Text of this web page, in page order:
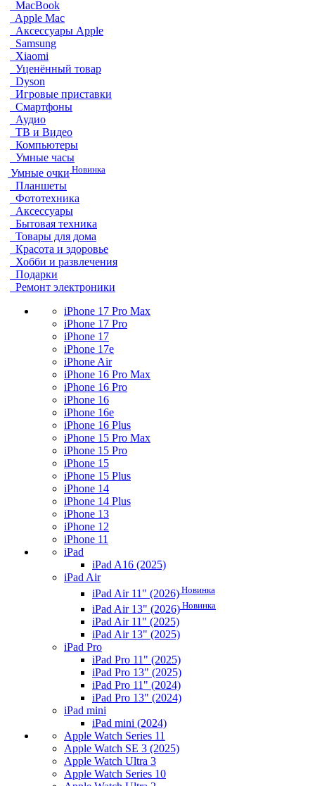
MacBook
Apple Mac
Аксессуары Apple
Samsung
Xiaomi
Уценённый товар
Dyson
Игровые приставки
Смартфоны
Аудио
ТВ и Видео
Компьютеры
Умные часы
Умные очки Новинка
Планшеты
Фототехника
Аксессуары
Бытовая техника
Товары для дома
Красота и здоровье
Хобби и развлечения
Подарки
Ремонт электроники
iPhone 17 Pro Max
iPhone 17 Pro
iPhone 17
iPhone 17e
iPhone Air
iPhone 16 Pro Max
iPhone 16 Pro
iPhone 16
iPhone 16e
iPhone 16 Plus
iPhone 15 Pro Max
iPhone 15 Pro
iPhone 15
iPhone 15 Plus
iPhone 14
iPhone 14 Plus
iPhone 13
iPhone 12
iPhone 11
iPad
iPad A16 (2025)
iPad Air
iPad Air 11" (2026) Новинка
iPad Air 13" (2026) Новинка
iPad Air 11" (2025)
iPad Air 13" (2025)
iPad Pro
iPad Pro 11" (2025)
iPad Pro 13" (2025)
iPad Pro 11" (2024)
iPad Pro 13" (2024)
iPad mini
iPad mini (2024)
Apple Watch Series 11
Apple Watch SE 3 (2025)
Apple Watch Ultra 3
Apple Watch Series 10